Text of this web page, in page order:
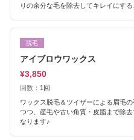
りの余分な毛を除去してキレイにする
脱毛
アイブロウワックス
¥3,850
回数： 1回
ワックス脱毛＆ツイザーによる眉毛
つつ、産毛や古い角質・皮脂まで除
なります♪